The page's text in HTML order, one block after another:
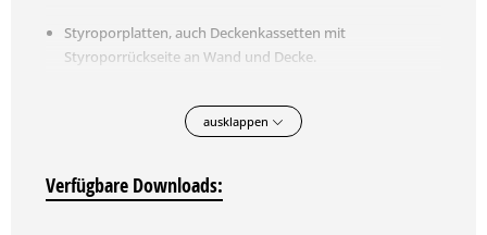
Styroporplatten, auch Deckenkassetten mit
Styroporrückseite an Wand und Decke.
Weichfaserplatten, Dekorplatten, Heizkörperfolien.
Vorbereitung
ausklappen
Verfügbare Downloads: